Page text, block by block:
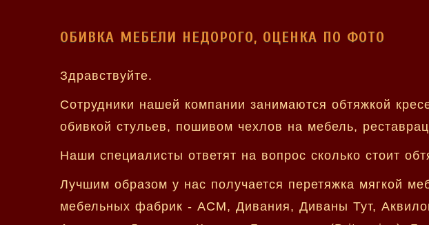
ОБИВКА МЕБЕЛИ НЕДОРОГО, ОЦЕНКА ПО ФОТО
Здравствуйте.
Сотрудники нашей компании занимаются обтяжкой
обивкой стульев, пошивом чехлов на мебель,
Наши специалисты ответят на вопрос сколько стоит
Лучшим образом у нас получается перетяжка мягкой
мебельных фабрик - АСМ, Дивания, Диваны Тут,